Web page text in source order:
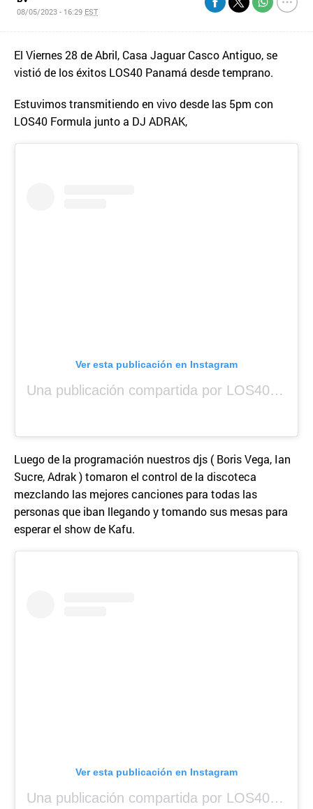
08/05/2023 - 16:29 EST
El Viernes 28 de Abril, Casa Jaguar Casco Antiguo, se
vistió de los éxitos LOS40 Panamá desde temprano.
Estuvimos transmitiendo en vivo desde las 5pm con
LOS40 Formula junto a DJ ADRAK,
Ver esta publicación en Instagram
Una publicación compartida por LOS40 Panamá (@los40panama)
Luego de la programación nuestros djs ( Boris Vega, Ian
Sucre, Adrak ) tomaron el control de la discoteca
mezclando las mejores canciones para todas las
personas que iban llegando y tomando sus mesas para
esperar el show de Kafu.
Ver esta publicación en Instagram
Una publicación compartida por LOS40 Panamá (@los40panama)